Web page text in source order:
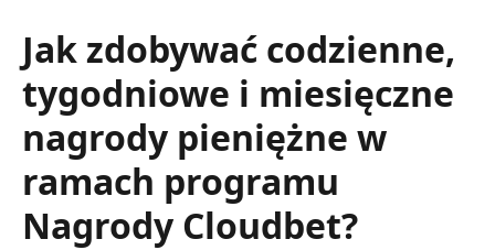
Jak zdobywać codzienne,
tygodniowe i miesięczne
nagrody pieniężne w
ramach programu
Nagrody Cloudbet?